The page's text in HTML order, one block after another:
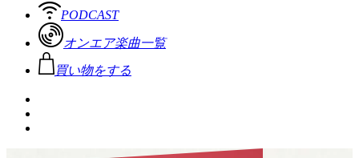
PODCAST
オンエア楽曲一覧
買い物をする